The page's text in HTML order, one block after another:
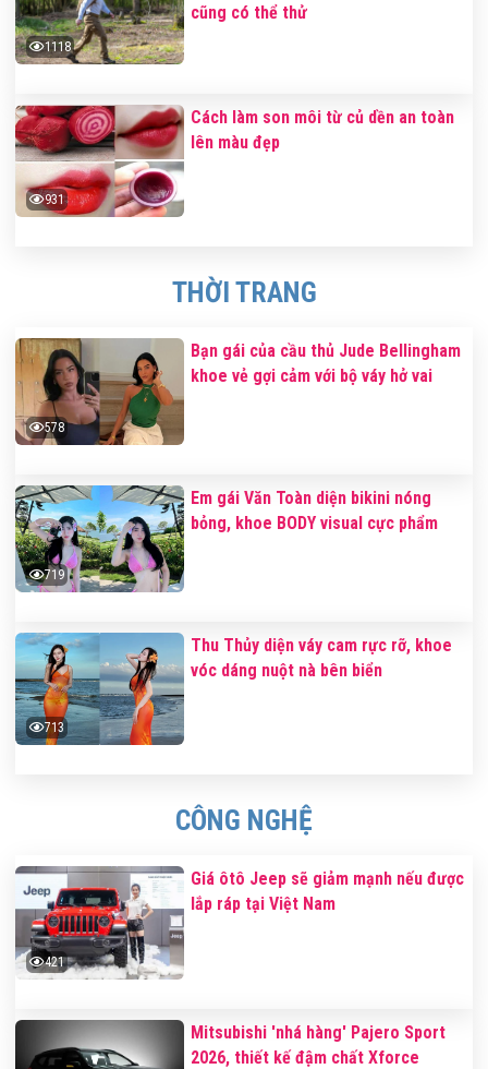
1118
cũng có thể thử
931
Cách làm son môi từ củ dền an toàn
lên màu đẹp
THỜI TRANG
578
Bạn gái của cầu thủ Jude Bellingham
khoe vẻ gợi cảm với bộ váy hở vai
719
Em gái Văn Toàn diện bikini nóng
bỏng, khoe BODY visual cực phẩm
713
Thu Thủy diện váy cam rực rỡ, khoe
vóc dáng nuột nà bên biển
CÔNG NGHỆ
421
Giá ôtô Jeep sẽ giảm mạnh nếu được
lắp ráp tại Việt Nam
Mitsubishi 'nhá hàng' Pajero Sport
2026, thiết kế đậm chất Xforce